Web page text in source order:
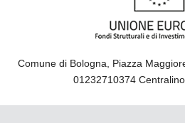
Comune di Bologna, Piazza
01232710374